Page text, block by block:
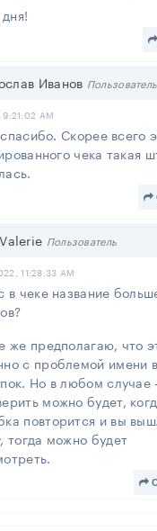
Иванов Пользователь
AM
Скорее всего
чека такая
Valerie Пользователь
11:28:33 AM
в чеке название
же предполагаю, что
с проблемой имени
Но в любом случае
можно будет,
повторится и вы
тогда можно будет